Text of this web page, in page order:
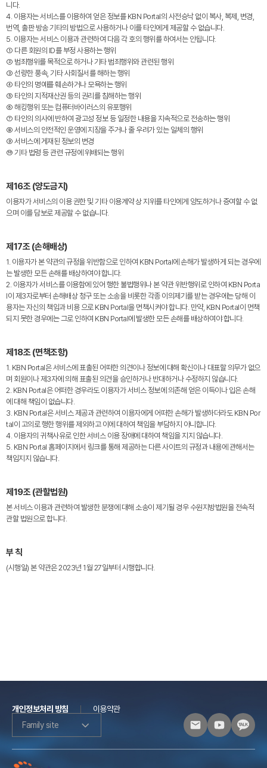
니다.
4. 이용자는 서비스를 이용하여 얻은 정보를 KBN Portal의 사전승낙 없이 복사, 복제, 변경,
번역, 출판·방송 기타의 방법으로 사용하거나 이를 타인에게 제공할 수 없습니다.
5. 이용자는 서비스 이용과 관련하여 다음 각 호의 행위를 하여서는 안됩니다.
① 다른 회원의 ID를 부정 사용하는 행위
② 범죄행위를 목적으로 하거나 기타 범죄행위와 관련된 행위
③ 선량한 풍속, 기타 사회질서를 해하는 행위
④ 타인의 명예를 훼손하거나 모욕하는 행위
⑤ 타인의 지적재산권 등의 권리를 침해하는 행위
⑥ 해킹행위 또는 컴퓨터바이러스의 유포행위
⑦ 타인의 의사에 반하여 광고성 정보 등 일정한 내용을 지속적으로 전송하는 행위
⑧ 서비스의 안전적인 운영에 지장을 주거나 줄 우려가 있는 일체의 행위
⑨ 서비스에 게재된 정보의 변경
⑩ 기타 법령 등 관련 규정에 위배되는 행위
제16조 (양도금지)
이용자가 서비스의 이용 권한 및 기타 이용계약 상 지위를 타인에게 양도하거나 증여할 수 없
으며 이를 담보로 제공할 수 없습니다.
제17조 (손해배상)
1. 이용자가 본 약관의 규정을 위반함으로 인하여 KBN Portal에 손해가 발생하게 되는 경우에
는 발생한 모든 손해를 배상하여야 합니다.
2. 이용자가 서비스를 이용함에 있어 행한 불법행위나 본 약관 위반행위로 인하여 KBN Porta
l이 제3자로부터 손해배상 청구 또는 소송을 비롯한 각종 이의제기를 받는 경우에는 당해 이
용자는 자신의 책임과 비용 으로 KBN Portal을 면책시켜야 합니다. 만약, KBN Portal이 면책
되지 못한 경우에는 그로 인하여 KBN Portal에 발생한 모든 손해를 배상하여야 합니다.
제18조 (면책조항)
1. KBN Portal은 서비스에 표출된 어떠한 의견이나 정보에 대해 확신이나 대표할 의무가 없으
며 회원이나 제3자에 의해 표출된 의견을 승인하거나 반대하거나 수정하지 않습니다.
2. KBN Portal은 어떠한 경우라도 이용자가 서비스 정보에 의존해 얻은 이득이나 입은 손해
에 대해 책임이 없습니다.
3. KBN Portal은 서비스 제공과 관련하여 이용자에게 어떠한 손해가 발생하더라도 KBN Por
tal이 고의로 행한 행위를 제외하고 이에 대하여 책임을 부담하지 아니합니다.
4. 이용자의 귀책사유로 인한 서비스 이용 장애에 대하여 책임을 지지 않습니다.
5. KBN Portal 홈페이지에서 링크를 통해 제공하는 다른 사이트의 규정과 내용에 관해서는
책임지지 않습니다.
제19조 (관할법원)
본 서비스 이용과 관련하여 발생한 분쟁에 대해 소송이 제기될 경우 수원지방법원을 전속적
관할 법원으로 합니다.
부 칙
(시행일) 본 약관은 2023년 1월 27일부터 시행합니다.
개인정보처리 방침
이용약관
Family site